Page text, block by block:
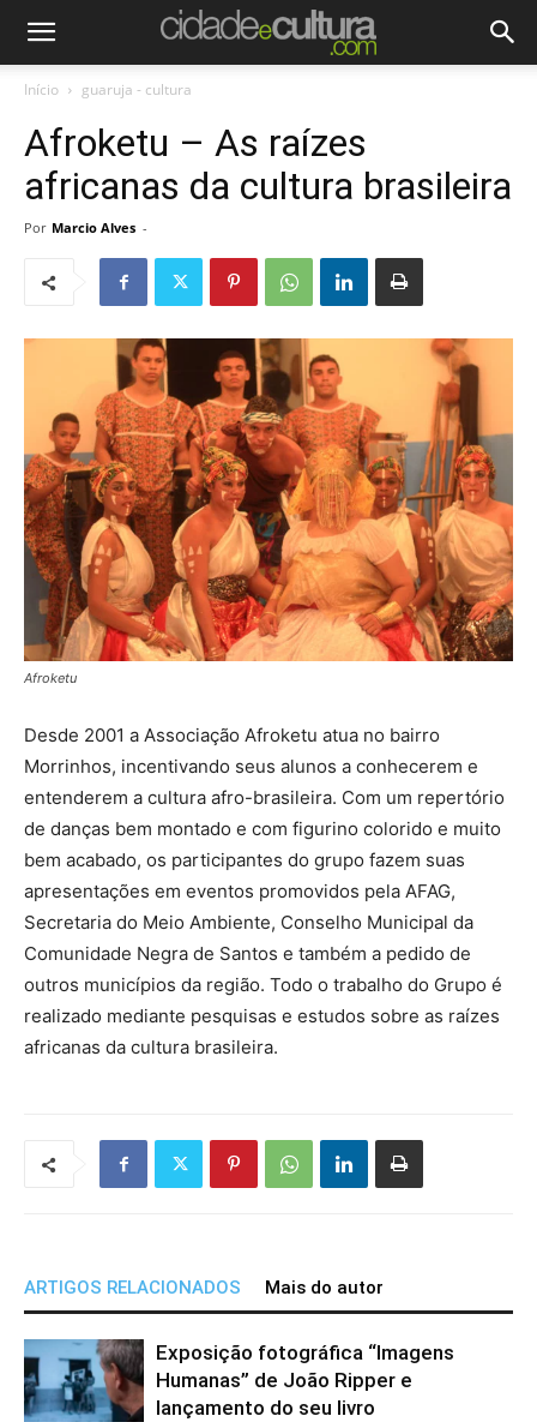
Início guaruja - cultura
Afroketu – As raízes
africanas da cultura brasileira
Por Marcio Alves -
Afroketu
Desde 2001 a Associação Afroketu atua no bairro
Morrinhos, incentivando seus alunos a conhecerem e
entenderem a cultura afro-brasileira. Com um repertório
de danças bem montado e com figurino colorido e muito
bem acabado, os participantes do grupo fazem suas
apresentações em eventos promovidos pela AFAG,
Secretaria do Meio Ambiente, Conselho Municipal da
Comunidade Negra de Santos e também a pedido de
outros municípios da região. Todo o trabalho do Grupo é
realizado mediante pesquisas e estudos sobre as raízes
africanas da cultura brasileira.
ARTIGOS RELACIONADOS Mais do autor
Exposição fotográfica “Imagens
Humanas” de João Ripper e
lançamento do seu livro